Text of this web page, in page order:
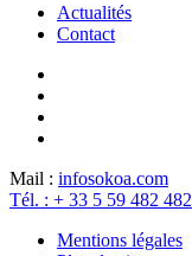
Actualités
Contact
Mail : infosokoa.com
Tél. : + 33 5 59 482 482
Mentions légales